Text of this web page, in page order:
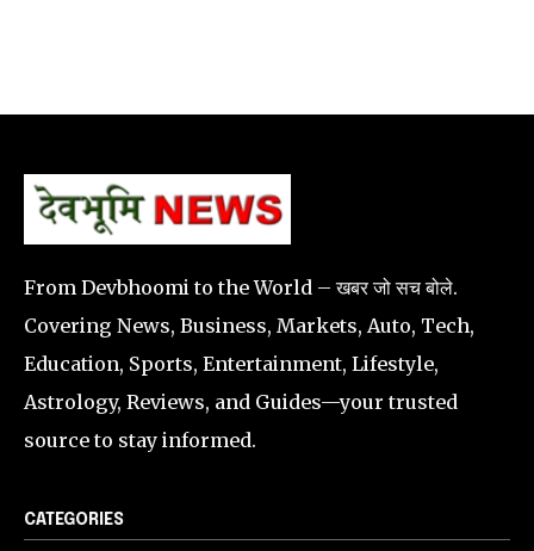
From Devbhoomi to the World – खबर जो सच बोले.
Covering News, Business, Markets, Auto, Tech,
Education, Sports, Entertainment, Lifestyle,
Astrology, Reviews, and Guides—your trusted
source to stay informed.
CATEGORIES